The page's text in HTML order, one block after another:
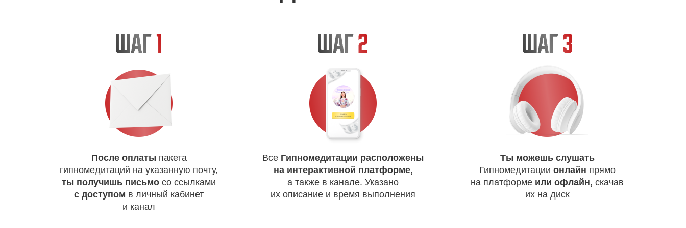
Ты можешь слушать
Гипномедитации онлайн прямо
на платформе или офлайн, скачав
их на диск
Все Гипномедитации расположены
на интерактивной платформе,
а также в канале. Указано
их описание и время выполнения
После оплаты пакета
гипномедитаций на указанную почту,
ты получишь письмо со ссылками
с доступом в личный кабинет
и канал